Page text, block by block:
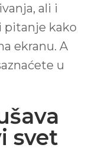
ali i
pitanje kako
ekranu. A
u
svet